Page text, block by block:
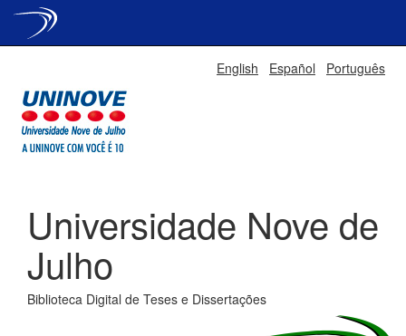
English Español Português
Universidade Nove de
Julho
Biblioteca Digital de Teses e Dissertações